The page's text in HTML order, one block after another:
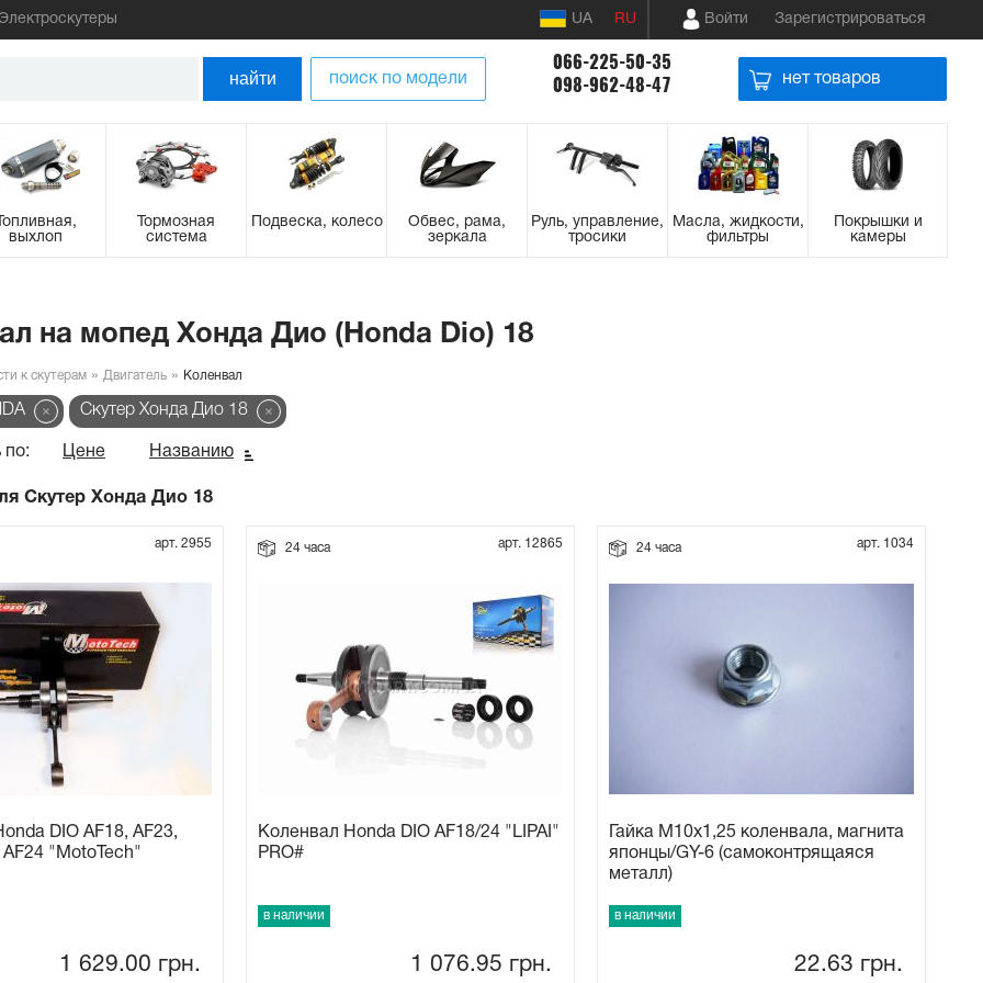
Электроскутеры UA RU Войти Зарегистрироваться
найти поиск по модели
066-225-50-35
098-962-48-47
нет товаров
выхлоп
Тормозная
система
Подвеска, колесо
Обвес, рама,
зеркала
Руль, управление,
тросики
Масла, жидкости,
фильтры
Покрышки и
камеры
на мопед Хонда Дио (Honda Dio) 18
к скутерам Двигатель Коленвал
Скутер Хонда Дио 18
по: Цене Названию
Скутер Хонда Дио 18
арт. 2955
DIO AF18, AF23,
AF24 "MotoTech"
1 629.00 грн.
24 часа арт. 12865
Коленвал Honda DIO AF18/24 "LIPAI"
PRO#
в наличии
1 076.95 грн.
24 часа арт. 1034
Гайка М10x1,25 коленвала, магнита
японцы/GY-6 (самоконтрящаяся
металл)
в наличии
22.63 грн.